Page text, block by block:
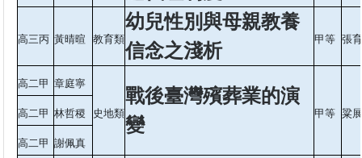
高三丙 黃晴暄 教育類
幼兒性別與母親教養
信念之淺析
甲等 張
高二甲 章庭寧
史地類
戰後臺灣殯葬業的演
變
甲等 粱
高二甲 林哲稷
高二甲 謝佩真